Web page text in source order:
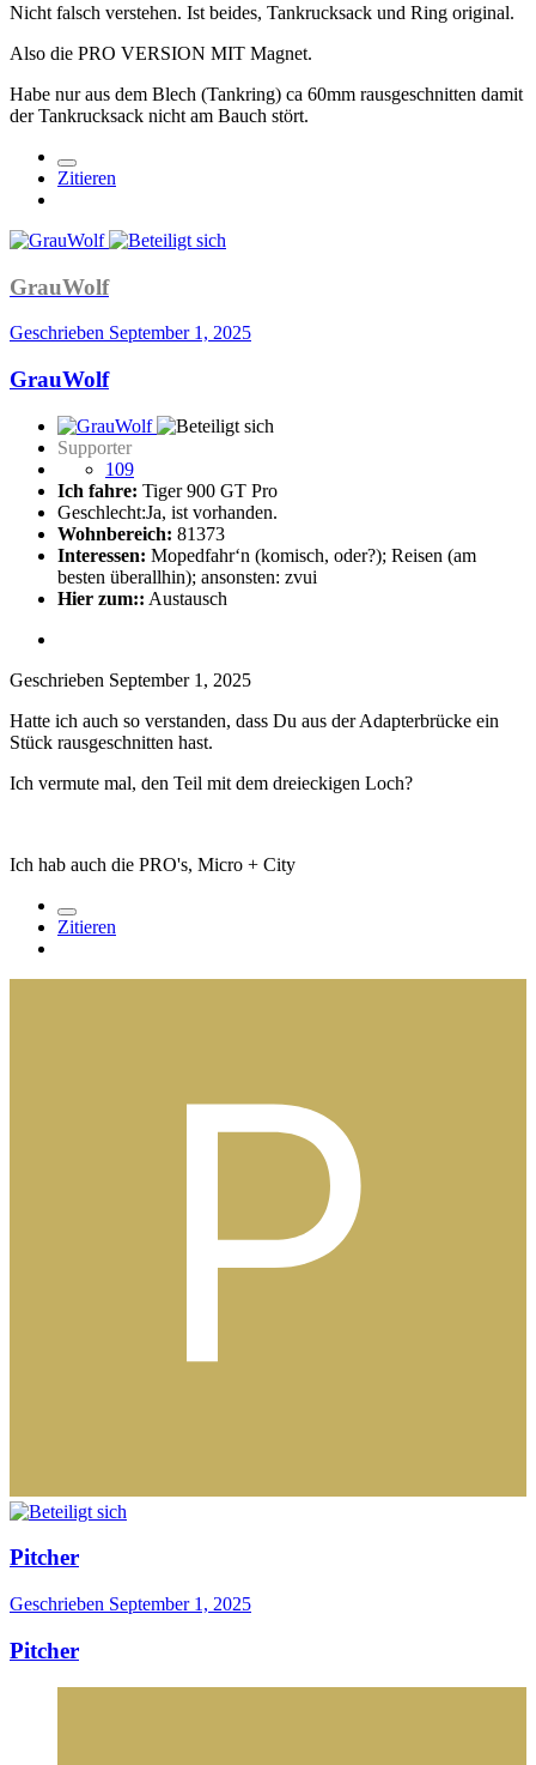
Nicht falsch verstehen. Ist beides, Tankrucksack und Ring original.
Also die PRO VERSION MIT Magnet.
Habe nur aus dem Blech (Tankring) ca 60mm rausgeschnitten damit
der Tankrucksack nicht am Bauch stört.
Zitieren
GrauWolf
Geschrieben September 1, 2025
GrauWolf
Supporter
109
Ich fahre: Tiger 900 GT Pro
Geschlecht:Ja, ist vorhanden.
Wohnbereich: 81373
Interessen: Mopedfahr‘n (komisch, oder?); Reisen (am
besten überallhin); ansonsten: zvui
Hier zum:: Austausch
Geschrieben September 1, 2025
Hatte ich auch so verstanden, dass Du aus der Adapterbrücke ein
Stück rausgeschnitten hast.
Ich vermute mal, den Teil mit dem dreieckigen Loch?
Ich hab auch die PRO's, Micro + City
Zitieren
Pitcher
Geschrieben September 1, 2025
Pitcher